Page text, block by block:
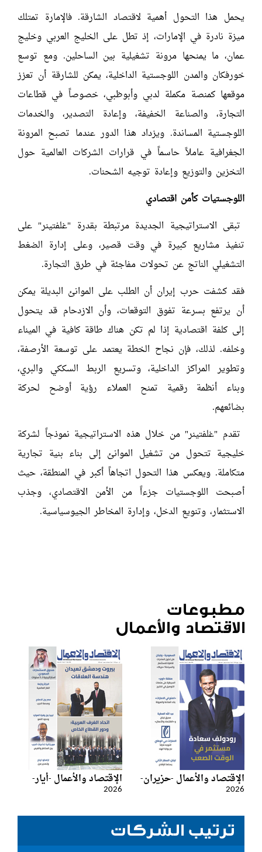
يحمل هذا التحول أهمية لاقتصاد الشارقة. فالإمارة تمتلك
ميزة نادرة في الإمارات، إذ تطل على الخليج العربي وخليج
عمان، ما يمنحها مرونة تشغيلية بين الساحلين. ومع توسع
خورفكان والمدن اللوجستية الداخلية، يمكن للشارقة أن تعزز
موقعها كمنصة مكملة لدبي وأبوظبي، خصوصاً في قطاعات
التجارة، والصناعة الخفيفة، وإعادة التصدير، والخدمات
اللوجستية المساندة. ويزداد هذا الدور عندما تصبح المرونة
الجغرافية عاملاً حاسماً في قرارات الشركات العالمية حول
التخزين والتوزيع وإعادة توجيه الشحنات.
اللوجستيات كأمن اقتصادي
تبقى الاستراتيجية الجديدة مرتبطة بقدرة "غلفتينر" على
تنفيذ مشاريع كبيرة في وقت قصير، وعلى إدارة الضغط
التشغيلي الناتج عن تحولات مفاجئة في طرق التجارة.
فقد كشفت حرب إيران أن الطلب على الموانئ البديلة يمكن
أن يرتفع بسرعة تفوق التوقعات، وأن الازدحام قد يتحول
إلى كلفة اقتصادية إذا لم تكن هناك طاقة كافية في الميناء
وخلفه. لذلك، فإن نجاح الخطة يعتمد على توسعة الأرصفة،
وتطوير المراكز الداخلية، وتسريع الربط السككي والبري،
وبناء أنظمة رقمية تمنح العملاء رؤية أوضح لحركة
بضائعهم.
تقدم "غلفتينر" من خلال هذه الاستراتيجية نموذجاً لشركة
خليجية تتحول من تشغيل الموانئ إلى بناء بنية تجارية
متكاملة. ويعكس هذا التحول اتجاهاً أكبر في المنطقة، حيث
أصبحت اللوجستيات جزءاً من الأمن الاقتصادي، وجذب
الاستثمار، وتنويع الدخل، وإدارة المخاطر الجيوسياسية.
مطبوعات
الاقتصاد والأعمال
الإقتصاد والأعمال -حزيران-
2026
الإقتصاد والأعمال -أيار-
2026
ترتيب الشركات